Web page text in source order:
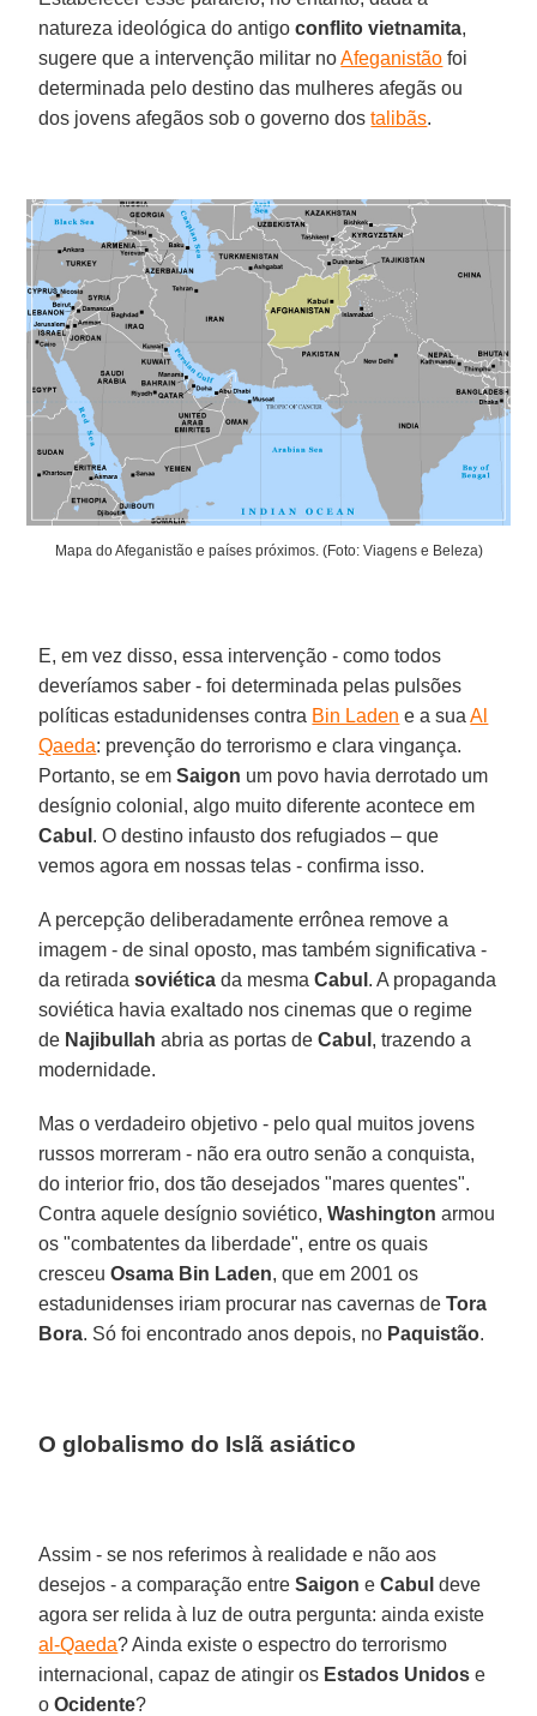
natureza ideológica do antigoconflito vietnamita,
sugere que a intervenção militar noAfeganistão foi
determinada pelo destino das mulheres afegãs ou
dos jovens afegãos sob o governo dostalibãs.
Mapa do Afeganistão e países próximos. (Foto: Viagens e Beleza)
E, em vez disso, essa intervenção - como todos
deveríamos saber - foi determinada pelas pulsões
políticas estadunidenses contra Bin Laden e a suaAl
Qaeda: prevenção do terrorismo e clara vingança.
Portanto, se emSaigon um povo havia derrotado um
desígnio colonial, algo muito diferente acontece em
Cabul . O destino infausto dos refugiados – que
vemos agora em nossas telas - confirma isso.
A percepção deliberadamente errônea remove a
imagem - de sinal oposto, mas também significativa -
da retiradasoviética da mesmaCabul . A propaganda
soviética havia exaltado nos cinemas que o regime
de Najibullah abria as portas deCabul , trazendo a
modernidade.
Mas o verdadeiro objetivo - pelo qual muitos jovens
russos morreram - não era outro senão a conquista,
do interior frio, dos tão desejados "mares quentes".
Contra aquele desígnio soviético,Washington armou
os "combatentes da liberdade", entre os quais
cresceuOsama Bin Laden, que em 2001 os
estadunidenses iriam procurar nas cavernas deTora
Bora. Só foi encontrado anos depois, no Paquistão.
O globalismo do Islã asiático
Assim - se nos referimos à realidade e não aos
desejos - a comparação entreSaigon eCabul deve
agora ser relida à luz de outra pergunta: ainda existe
al-Qaeda? Ainda existe o espectro do terrorismo
internacional, capaz de atingir os Estados Unidos e
oOcidente?